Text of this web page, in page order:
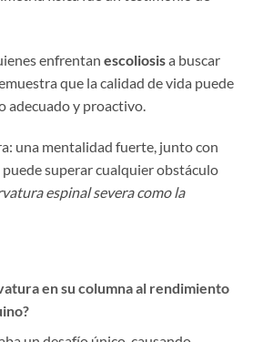
enfrentan escoliosisa buscar
que la calidad de vida puede
adecuado y proactivo.
una mentalidad fuerte, junto con
superar cualquier obstáculo
espinal severa como la
en su columna al rendimiento